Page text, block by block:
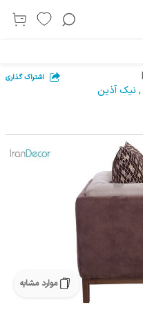
اشتراک گذاری
, نیک آذین
موارد مشابه